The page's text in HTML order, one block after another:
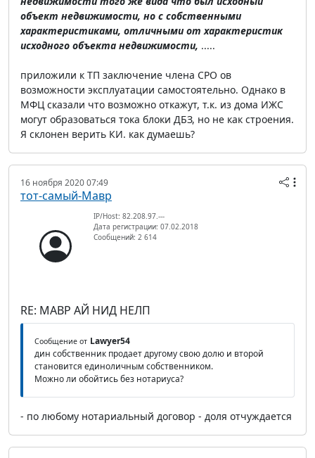
объект недвижимости, но с собственными
характеристиками, отличными от характеристик
исходного объекта недвижимости, .....
приложили к ТП заключение члена СРО ов
возможности эксплуатации самостоятельно. Однако в
МФЦ сказали что возможно откажут, т.к. из дома ИЖС
могут образоваться тока блоки ДБЗ, но не как строения.
Я склонен верить КИ. как думаешь?
16 ноября 2020 07:49
тот-самый-Мавр
IP/Host: 82.208.97.---
Дата регистрации: 07.02.2018
Сообщений: 2 614
RE: МАВР АЙ НИД НЕЛП
Сообщение от Lawyer54
дин собственник продает другому свою долю и второй
становится единоличным собственником.
Можно ли обойтись без нотариуса?
- по любому нотариальный договор - доля отчуждается